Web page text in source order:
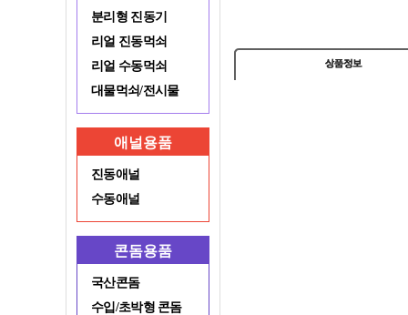
분리형 진동기
리얼 진동먹쇠
리얼 수동먹쇠
대물먹쇠/전시물
애널용품
진동애널
수동애널
콘돔용품
국산콘돔
수입/초박형 콘돔